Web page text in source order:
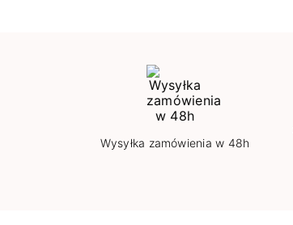
Wysyłka zamówienia w 48h